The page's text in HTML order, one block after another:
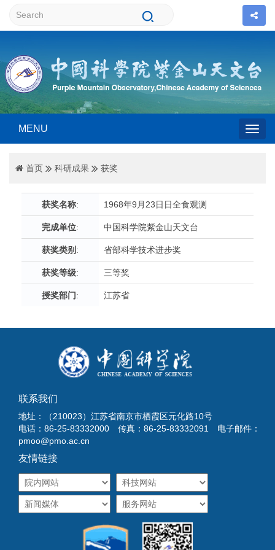
MENU
首页 科研成果 获奖
获奖名称: 1968年9月23日日全食观测
完成单位: 中国科学院紫金山天文台
获奖类别 : 省部科学技术进步奖
获奖等级: 三等奖
授奖部门: 江苏省
联系我们
地址：（210023）江苏省南京市栖霞区元化路10号
电话：86-25-83332000 传真：86-25-83332091 电子邮件：
pmoo@pmo.ac.cn
友情链接